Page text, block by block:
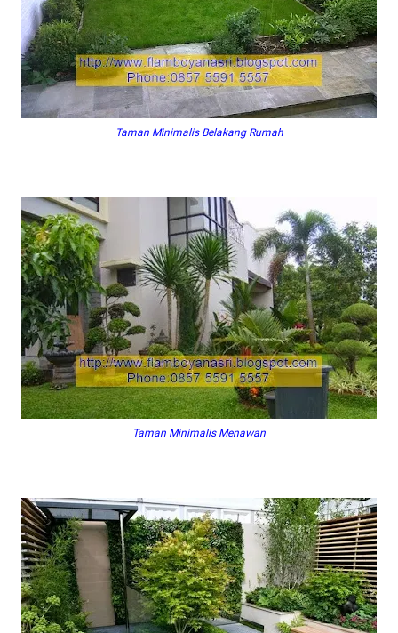
Taman Minimalis Belakang Rumah
Taman Minimalis Menawan